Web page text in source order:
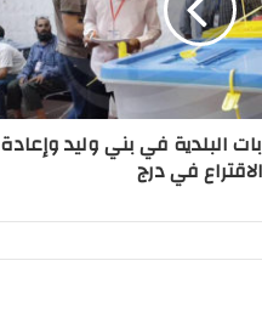
البلدية في بني وليد وإعادة
الاقتراع في درج